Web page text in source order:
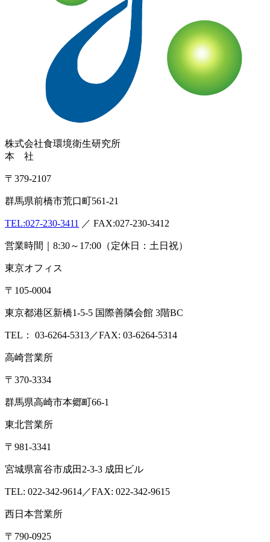
株式会社食環境衛生研究所
本 社
〒379-2107
群馬県前橋市荒口町561-21
TEL:027-230-3411 ／ FAX:027-230-3412
営業時間｜8:30～17:00（定休日：土日祝）
東京オフィス
〒105-0004
東京都港区新橋1-5-5 国際善隣会館 3階BC
TEL： 03-6264-5313／FAX: 03-6264-5314
高崎営業所
〒370-3334
群馬県高崎市本郷町66-1
東北営業所
〒981-3341
宮城県富谷市成田2-3-3 成田ビル
TEL: 022-342-9614／FAX: 022-342-9615
西日本営業所
〒790-0925